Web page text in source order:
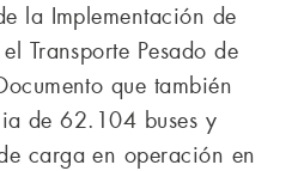
la Implementación de
Transporte Pesado de
que también
de 62.104 buses y
carga en operación en